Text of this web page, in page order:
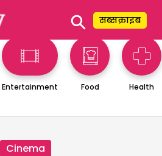
⚲ सब्सक्राइब
Entertainment Food Health
Cinema